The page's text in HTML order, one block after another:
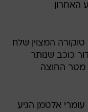
האחרון
המצוין שלח
כוכב שנותר
אלטמן הגיע